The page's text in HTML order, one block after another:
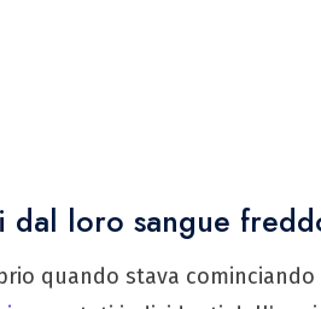
dal loro sangue
quando stava